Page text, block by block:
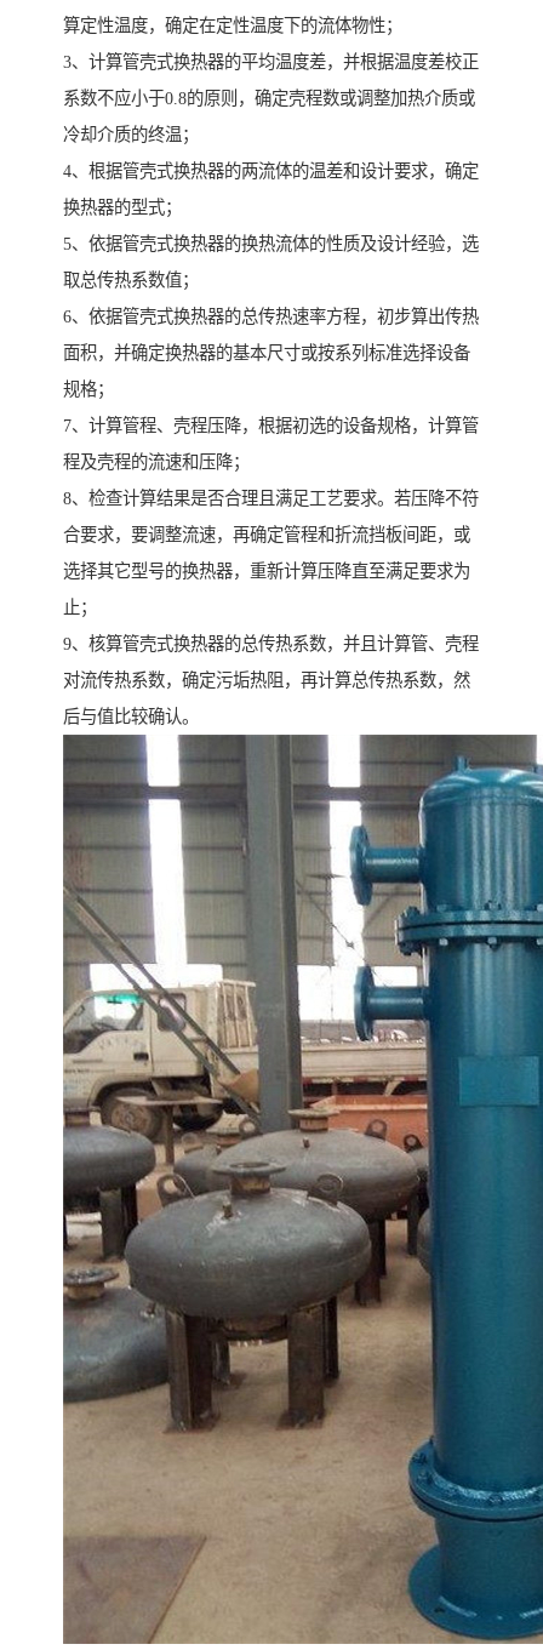
算定性温度，确定在定性温度下的流体物性；
3、计算管壳式换热器的平均温度差，并根据温度差校正
系数不应小于0.8的原则，确定壳程数或调整加热介质或
冷却介质的终温；
4、根据管壳式换热器的两流体的温差和设计要求，确定
换热器的型式；
5、依据管壳式换热器的换热流体的性质及设计经验，选
取总传热系数值；
6、依据管壳式换热器的总传热速率方程，初步算出传热
面积，并确定换热器的基本尺寸或按系列标准选择设备
规格；
7、计算管程、壳程压降，根据初选的设备规格，计算管
程及壳程的流速和压降；
8、检查计算结果是否合理且满足工艺要求。若压降不符
合要求，要调整流速，再确定管程和折流挡板间距，或
选择其它型号的换热器，重新计算压降直至满足要求为
止；
9、核算管壳式换热器的总传热系数，并且计算管、壳程
对流传热系数，确定污垢热阻，再计算总传热系数，然
后与值比较确认。